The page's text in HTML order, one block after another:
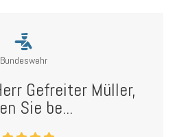
Bundeswehr
Gefreiter Müller,
Sie be...